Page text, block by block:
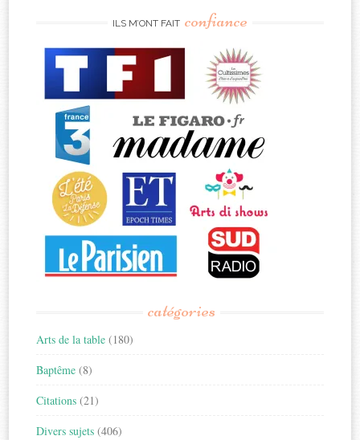
ILS M’ONT FAIT confiance
catégories
Arts de la table (180)
Baptême (8)
Citations (21)
Divers sujets (406)